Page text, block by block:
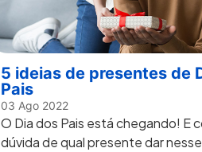
5 ideias de presentes de
Pais
03 Ago 2022
O Dia dos Pais está chegando! E
dúvida de qual presente dar